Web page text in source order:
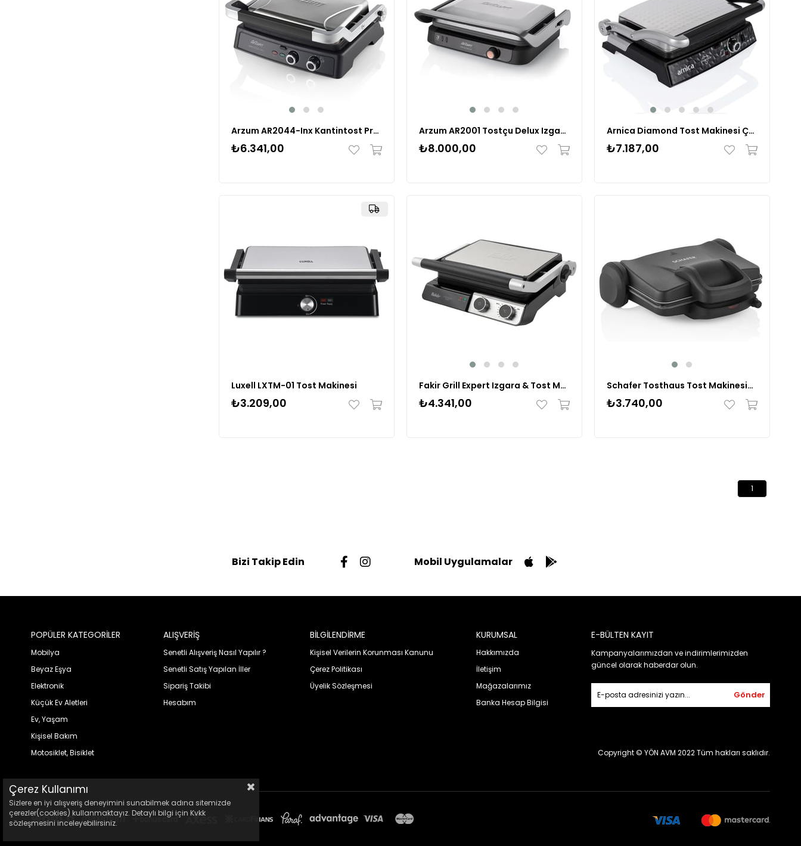
Arzum AR2044-Inx Kantintost Pro Izgara ve Tost Makinesi Inox
₺6.341,00
Arzum AR2001 Tostçu Delux Izgara Ve Tost Makinesi
₺8.000,00
Arnica Diamond Tost Makinesi Çelik 26252
₺7.187,00
Luxell LXTM-01 Tost Makinesi
₺3.209,00
Fakir Grill Expert Izgara & Tost Makinesi Steel
₺4.341,00
Schafer Tosthaus Tost Makinesi-Siyah
₺3.740,00
1
Bizi Takip Edin Mobil Uygulamalar
POPÜLER KATEGORİLER
Mobilya
Beyaz Eşya
Elektronik
Küçük Ev Aletleri
Ev, Yaşam
Kişisel Bakım
Motosiklet, Bisiklet
ALIŞVERİŞ
Senetli Alışveriş Nasıl Yapılır ?
Senetli Satış Yapılan İller
Sipariş Takibi
Hesabım
BİLGİLENDİRME
Kişisel Verilerin Korunması Kanunu
Çerez Politikası
Üyelik Sözleşmesi
KURUMSAL
Hakkımızda
İletişim
Mağazalarımız
Banka Hesap Bilgisi
E-BÜLTEN KAYIT
Kampanyalarımızdan ve indirimlerimizden
güncel olarak haberdar olun.
Gönder
Copyright © YÖN AVM 2022 Tüm hakları saklıdır.
Çerez Kullanımı
Sizlere en iyi alışveriş deneyimini sunabilmek adına sitemizde
çerezler(cookies) kullanmaktayız. Detaylı bilgi için Kvkk
sözleşmesini inceleyebilirsiniz.